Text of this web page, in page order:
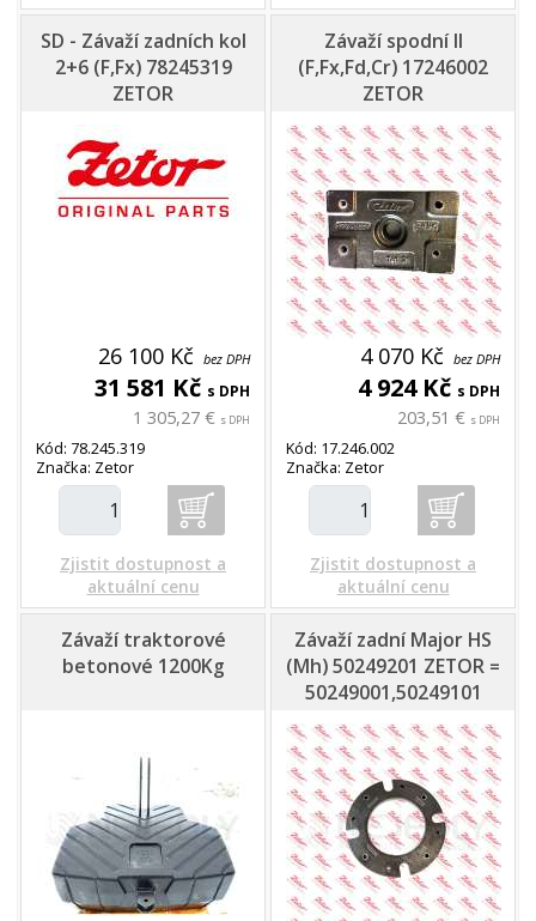
SD - Závaží zadních kol
2+6 (F,Fx) 78245319
ZETOR
26 100 Kč bez DPH
31 581 Kč s DPH
1 305,27 € s DPH
Kód: 78.245.319
Značka: Zetor
Zjistit dostupnost a
aktuální cenu
Závaží spodní II
(F,Fx,Fd,Cr) 17246002
ZETOR
4 070 Kč bez DPH
4 924 Kč s DPH
203,51 € s DPH
Kód: 17.246.002
Značka: Zetor
Zjistit dostupnost a
aktuální cenu
Závaží traktorové
betonové 1200Kg
Závaží zadní Major HS
(Mh) 50249201 ZETOR =
50249001,50249101